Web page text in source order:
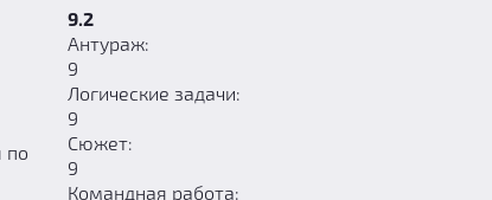
по
9.2
Антураж:
9
Логические задачи:
9
Сюжет:
9
Командная работа: